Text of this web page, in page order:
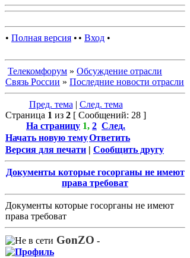
• Полная версия • • Вход •
Телекомфорум » Обсуждение отрасли
Связь России » Последние новости отрасли
Пред. тема | След. тема
Страница 1 из 2 [ Сообщений: 28 ]
На страницу 1, 2 След.
Начать новую темуОтветить
Версия для печати | Сообщить другу
Документы которые госорганы не имеют
права требоват
Документы которые госорганы не имеют
права требоват
GonZO -